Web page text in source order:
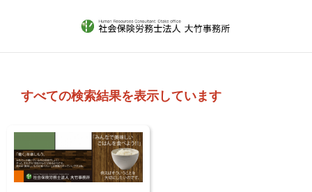
すべての検索結果を表示しています